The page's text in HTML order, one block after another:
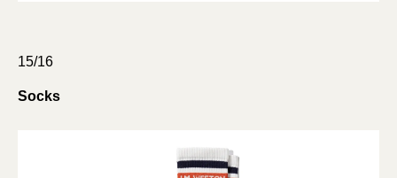
15/16
Socks